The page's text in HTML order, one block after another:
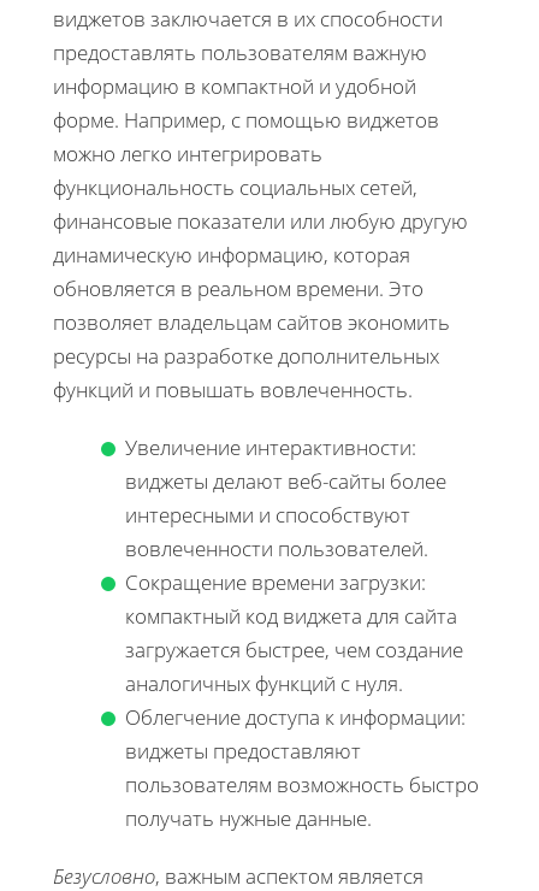
виджетов заключается в их способности
предоставлять пользователям важную
информацию в компактной и удобной
форме. Например, с помощью виджетов
можно легко интегрировать
функциональность социальных сетей,
финансовые показатели или любую другую
динамическую информацию, которая
обновляется в реальном времени. Это
позволяет владельцам сайтов экономить
ресурсы на разработке дополнительных
функций и повышать вовлеченность.
Увеличение интерактивности:
виджеты делают веб-сайты более
интересными и способствуют
вовлеченности пользователей.
Сокращение времени загрузки:
компактный код виджета для сайта
загружается быстрее, чем создание
аналогичных функций с нуля.
Облегчение доступа к информации:
виджеты предоставляют
пользователям возможность быстро
получать нужные данные.
Безусловно, важным аспектом является